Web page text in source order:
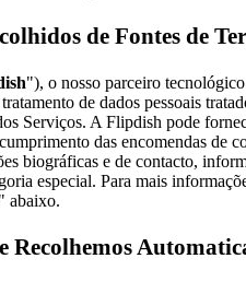
de Fontes de
"), o nosso parceiro
de dados pessoais
Serviços. A Flipdish pode
das encomendas de
biográficas e de contacto,
especial. Para mais
abaixo.
Recolhemos